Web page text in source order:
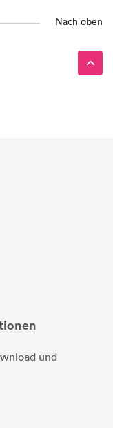
Nach oben
und